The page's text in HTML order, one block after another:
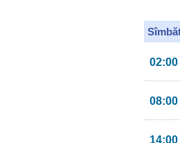
02:00
08:00
14:00